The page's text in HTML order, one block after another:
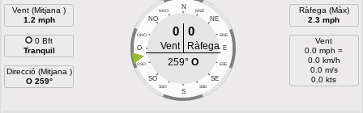
Vent (Mitjana )
1.2 mph
0 Bft
Tranquil
Direcció (Mitjana )
O 259°
N
NNO NNE
NO NE
ONO ENE
O E
OSO ESE
SO SE
SSO SSE
S
0 0
Vent
Ràfega
259° O
Ràfega (Màx)
2.3 mph
Vent
0.0 mph =
0.0 km/h
0.0 m/s
0.0 kts